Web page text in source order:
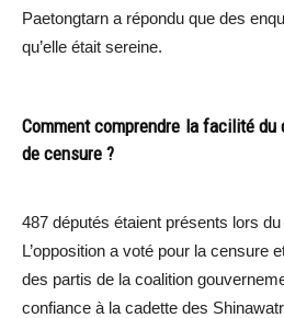
Paetongtarn a répondu que des
qu’elle était sereine.
Comment comprendre la facilité du
de censure ?
487 députés étaient présents lors
L’opposition a voté pour la censure
des partis de la coalition
confiance à la cadette des